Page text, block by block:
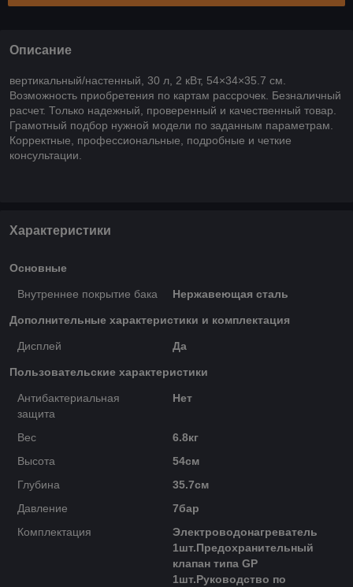
Описание
вертикальный/настенный, 30 л, 2 кВт, 54×34×35.7 см.
Возможность приобретения по картам рассрочек. Безналичный
расчет. Только надежный, проверенный и качественный товар.
Грамотный подбор нужной модели по заданным параметрам.
Корректные, профессиональные, подробные и четкие
консультации.
Характеристики
Основные
Внутреннее покрытие бака Нержавеющая сталь
Дополнительные характеристики и комплектация
Дисплей Да
Пользовательские характеристики
Антибактериальная
защита
Нет
Вес
6.8кг
Высота
54см
Глубина
35.7см
Давление
7бар
Комплектация
Электроводонагреватель
1шт.Предохранительный
клапан типа GP
1шт.Руководство по